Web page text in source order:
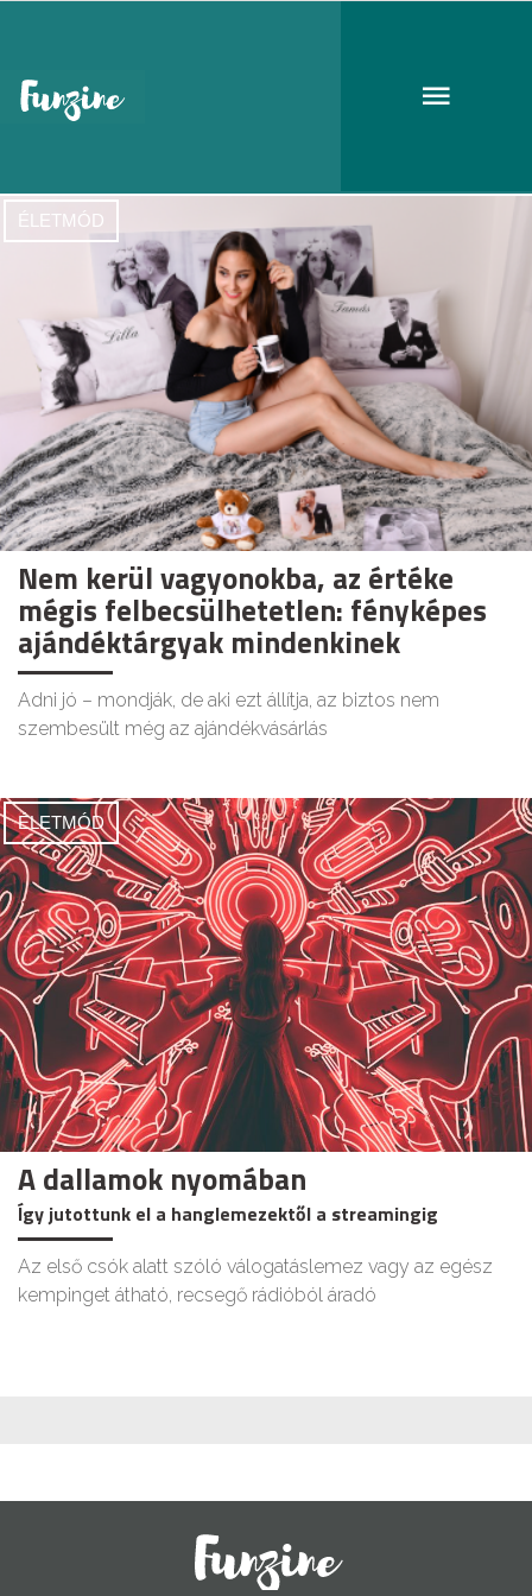
emlék
ÉLETMÓD
Nem kerül vagyonokba, az értéke
mégis felbecsülhetetlen: fényképes
ajándéktárgyak mindenkinek
Adni jó – mondják, de aki ezt állítja, az biztos nem
szembesült még az ajándékvásárlás
ÉLETMÓD
A dallamok nyomában
Így jutottunk el a hanglemezektől a streamingig
Az első csók alatt szóló válogatáslemez vagy az egész
kempinget átható, recsegő rádióból áradó